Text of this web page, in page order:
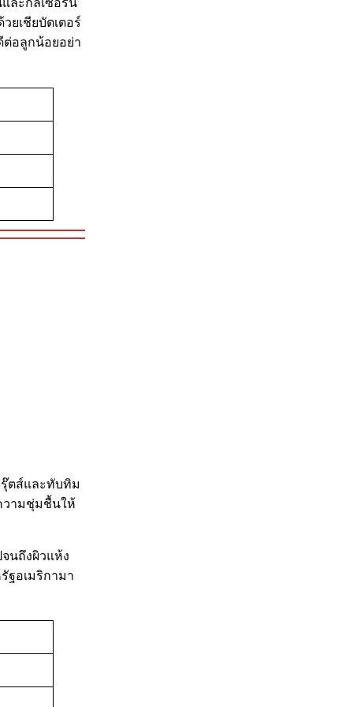
ละกลีเซอรีน
ยเชียบัตเตอร์
อลูกน้อยอย่า
ตส์และทับทิม
วามชุ่มชื้นให้
นถึงผิวแห้ง
ฐอเมริกามา